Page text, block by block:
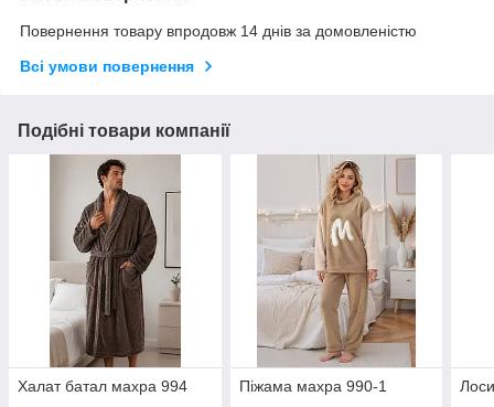
Повернення товару впродовж 14 днів за домовленістю
Всі умови повернення
Подібні товари компанії
Халат батал махра 994 Піжама махра 990-1